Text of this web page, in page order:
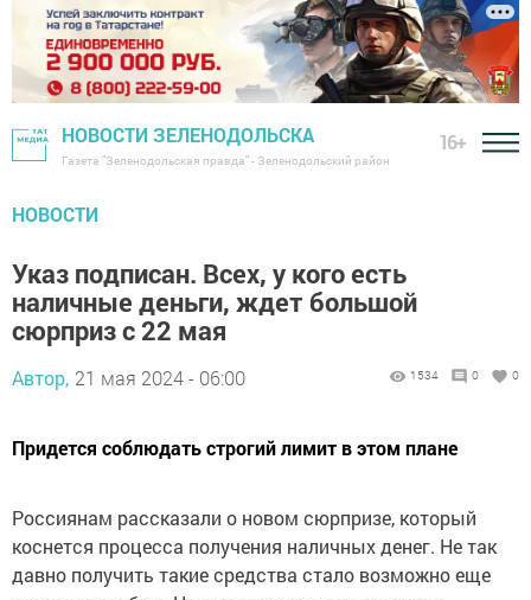
НОВОСТИ ЗЕЛЕНОДОЛЬСКА
Газета "Зеленодольская правда" - Зеленодольский район
16+
НОВОСТИ
Указ подписан. Всех, у кого есть
наличные деньги, ждет большой
сюрприз с 22 мая
Автор, 21 мая 2024 - 06:00 1534 0 0
Придется соблюдать строгий лимит в этом плане
Россиянам рассказали о новом сюрпризе, который
коснется процесса получения наличных денег. Не так
давно получить такие средства стало возможно еще